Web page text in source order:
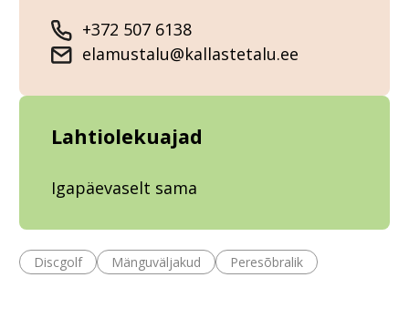
+372 507 6138
elamustalu@kallastetalu.ee
Lahtiolekuajad
Igapäevaselt sama
Discgolf Mänguväljakud Peresõbralik